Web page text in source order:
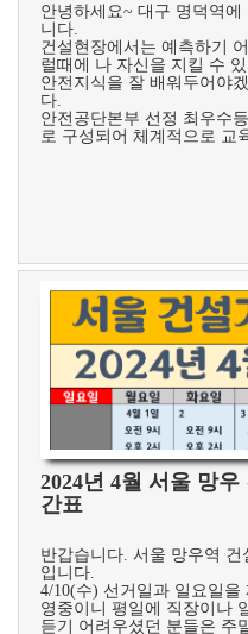
안녕하세요~ 대구 명덕역
니다.
건설현장에서는 예측하기
럴때에 나 자신을 지킬 수
안전지식을 잘 배워두어야
다.
안전공단본부 선정 최우수
로 구성되어 체계적으로 교
2024년 4월 서울 망
간표
반갑습니다. 서울 망우역
입니다.
4/10(수) 선거일과 일요일
영중이니 평일에 직장이나
듣기 어려우셨던 분들은 주